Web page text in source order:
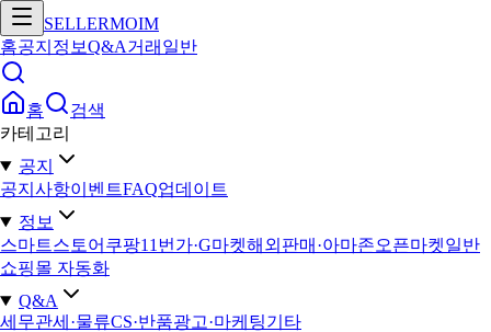
SELLERMOIM
홈공지 정보Q&A거래 일반
홈
검색
카테고리
공지
공지사항이벤트FAQ업데이트
정보
스마트스토어 쿠팡11번가·G마켓해외판매·아마존오픈마켓일반
쇼핑몰 자동화
Q&A
세무관세·물류CS·반품광고·마케팅기타